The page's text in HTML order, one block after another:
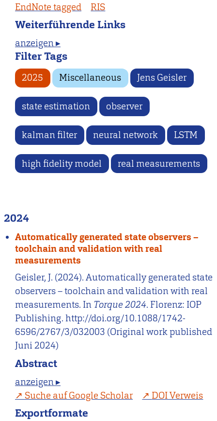
EndNote tagged
RIS
Weiterführende Links
anzeigen ▸
Filter Tags
2025 Miscellaneous Jens Geisler
state estimation observer
kalman filter neural network LSTM
high fidelity model real measurements
2024
Automatically generated state observers –
toolchain and validation with real
measurements
Geisler, J. (2024). Automatically generated state
observers – toolchain and validation with real
measurements. In Torque 2024. Florenz: IOP
Publishing. http://doi.org/10.1088/1742-
6596/2767/3/032003 (Original work published
Juni 2024)
Abstract
anzeigen ▸
Suche auf Google Scholar
DOI Verweis
Exportformate